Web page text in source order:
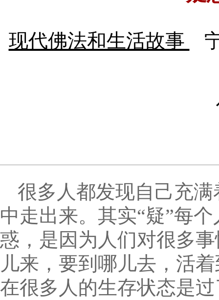
现代佛法和生活故事
很多人都发现自己充
中走出来。其实“疑”每
惑，是因为人们对很多
儿来，要到哪儿去，活
在很多人的生存状态是